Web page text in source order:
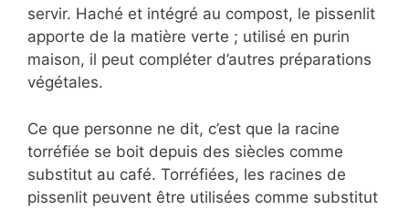
servir. Haché et intégré au compost, le pissenlit
apporte de la matière verte ; utilisé en purin
maison, il peut compléter d’autres préparations
végétales.
Ce que personne ne dit, c’est que la racine
torréfiée se boit depuis des siècles comme
substitut au café. Torréfiées, les racines de
pissenlit peuvent être utilisées comme substitut